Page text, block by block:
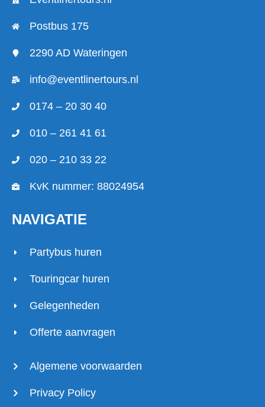
Postbus 175
2290 AD Wateringen
info@eventlinertours.nl
0174 – 20 30 40
010 – 261 41 61
020 – 210 33 22
KvK nummer: 88024954
NAVIGATIE
Partybus huren
Touringcar huren
Gelegenheden
Offerte aanvragen
Algemene voorwaarden
Privacy Policy